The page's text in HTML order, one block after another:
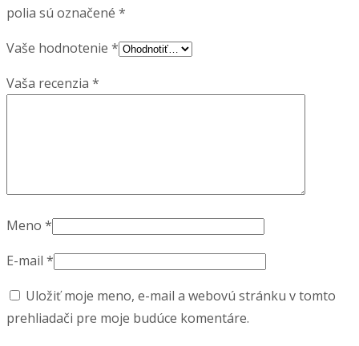
polia sú označené *
Vaše hodnotenie *
Vaša recenzia *
Meno *
E-mail *
Uložiť moje meno, e-mail a webovú stránku v tomto
prehliadači pre moje budúce komentáre.